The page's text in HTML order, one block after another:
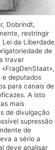
Dobrindt,
restringir
da Liberdade
de
travar
e deputados
para canais de
A isto
mais
de divulgação
supressão
de
a sério a
deve analisar